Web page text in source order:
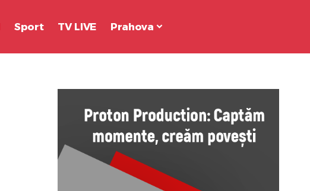
Sport TV LIVE Prahova